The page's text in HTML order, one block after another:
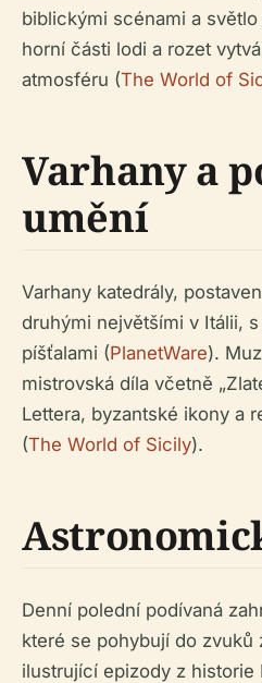
biblickými scénami a
horní části lodi a rozet
atmosféru (The World of
Varhany a
umění
Varhany katedrály,
druhými největšími v Itálii,
píšťalami (PlanetWare).
mistrovská díla včetně
Lettera, byzantské ikony a
(The World of Sicily).
Denní polední podívaná
které se pohybují do zvuků
ilustrující epizody z historie